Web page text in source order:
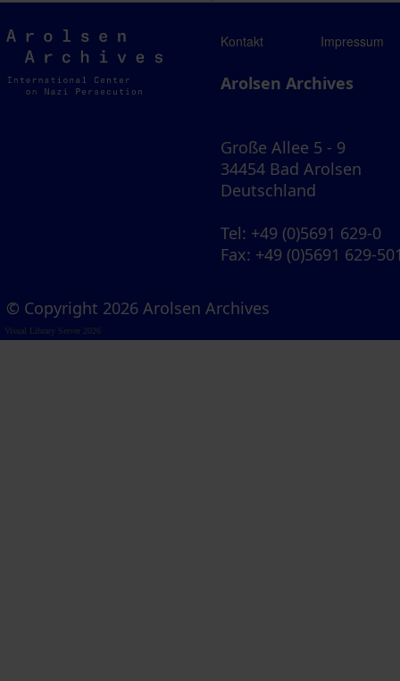
Arolsen
Archives
Kontakt Impressum
Arolsen Archives
Große Allee 5 - 9
34454 Bad Arolsen
Deutschland
Tel: +49 (0)5691 629-0
Fax: +49 (0)5691 629-
© Copyright 2026 Arolsen Archives
Visual Library Server 2026